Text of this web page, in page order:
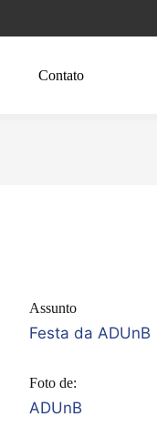
Contato
Assunto
Festa da ADUnB
Foto de:
ADUnB